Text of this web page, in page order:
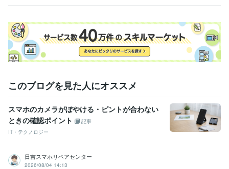
ガス溶接技能者 取得年 : 1980年
得意分野
学習指導・資格・キャリア相談 オートバイの整備
学歴
このブログを見た人にオススメ
スマホのカメラがぼやける・ピントが合わない
ときの確認ポイント
記事
IT・テクノロジー
日吉スマホリペアセンター
2026/08/04 14:13